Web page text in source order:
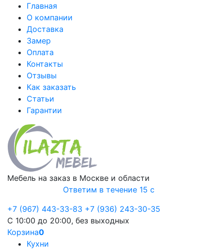
Главная
О компании
Доставка
Замер
Оплата
Контакты
Отзывы
Как заказать
Статьи
Гарантии
Мебель на заказ в Москве и области
Ответим в течение 15 с
+7 (967) 443-33-83 +7 (936) 243-30-35
С 10:00 до 20:00, без выходных
Корзина0
Кухни